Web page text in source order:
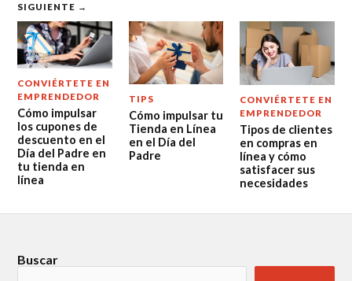
SIGUIENTE →
CONVIÉRTETE EN
EMPRENDEDOR
Cómo impulsar
los cupones de
descuento en el
Día del Padre en
tu tienda en
línea
TIPS
Cómo impulsar tu
Tienda en Línea
en el Día del
Padre
CONVIÉRTETE EN
EMPRENDEDOR
Tipos de clientes
en compras en
línea y cómo
satisfacer sus
necesidades
Buscar